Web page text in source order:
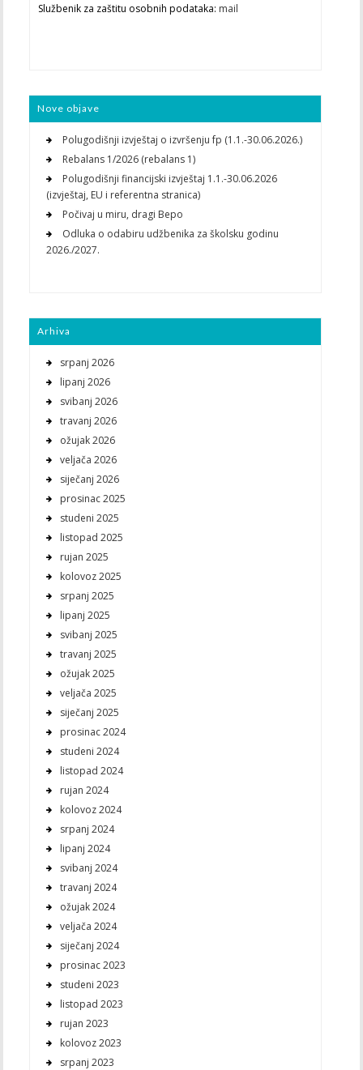
Službenik za zaštitu osobnih podataka: mail
Nove objave
Polugodišnji izvještaj o izvršenju fp (1.1.-30.06.2026.)
Rebalans 1/2026 (rebalans 1)
Polugodišnji financijski izvještaj 1.1.-30.06.2026
(izvještaj, EU i referentna stranica)
Počivaj u miru, dragi Bepo
Odluka o odabiru udžbenika za školsku godinu
2026./2027.
Arhiva
srpanj 2026
lipanj 2026
svibanj 2026
travanj 2026
ožujak 2026
veljača 2026
siječanj 2026
prosinac 2025
studeni 2025
listopad 2025
rujan 2025
kolovoz 2025
srpanj 2025
lipanj 2025
svibanj 2025
travanj 2025
ožujak 2025
veljača 2025
siječanj 2025
prosinac 2024
studeni 2024
listopad 2024
rujan 2024
kolovoz 2024
srpanj 2024
lipanj 2024
svibanj 2024
travanj 2024
ožujak 2024
veljača 2024
siječanj 2024
prosinac 2023
studeni 2023
listopad 2023
rujan 2023
kolovoz 2023
srpanj 2023